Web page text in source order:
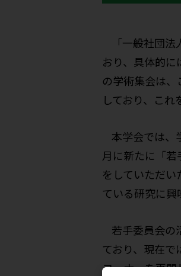
「一般社団
おり、具体的
の学術集会は
しており、こ
本学会では、
月に新たに「
をしていただ
ている研究に興
若手委員会の
ており、現在
コーナーを再開